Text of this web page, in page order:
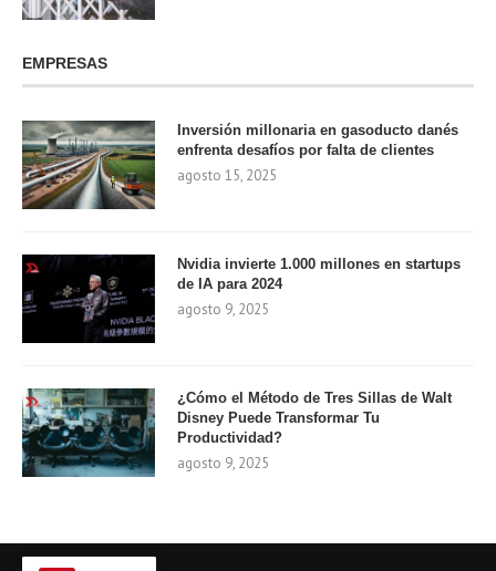
EMPRESAS
Inversión millonaria en gasoducto danés
enfrenta desafíos por falta de clientes
agosto 15, 2025
Nvidia invierte 1.000 millones en startups
de IA para 2024
agosto 9, 2025
¿Cómo el Método de Tres Sillas de Walt
Disney Puede Transformar Tu
Productividad?
agosto 9, 2025